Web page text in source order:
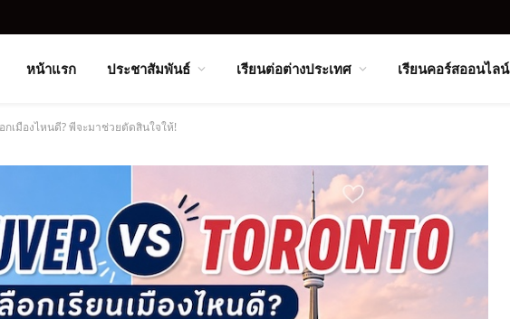
หน้าแรก ประชาสัมพันธ์ เรียนต่อต่างประเทศ เรียนคอร์สออนไลน์
กเมืองไหนดี? พี่จะมาช่วยตัดสินใจให้!